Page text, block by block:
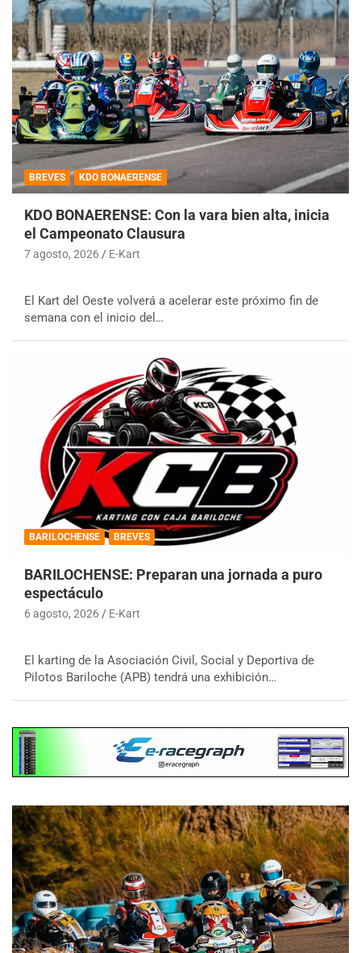
BREVES KDO BONAERENSE
KDO BONAERENSE: Con la vara bien alta, inicia
el Campeonato Clausura
7 agosto, 2026 E-Kart
El Kart del Oeste volverá a acelerar este próximo fin de
semana con el inicio del…
BARILOCHENSE BREVES
BARILOCHENSE: Preparan una jornada a puro
espectáculo
6 agosto, 2026 E-Kart
El karting de la Asociación Civil, Social y Deportiva de
Pilotos Bariloche (APB) tendrá una exhibición…